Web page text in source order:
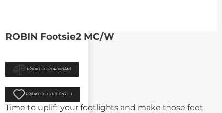
ROBIN Footsie2 MC/W
PŘIDAT DO POROVNÁNÍ
PŘIDAT DO OBLÍBENÝCH
Time to uplift your footlights and make those feet